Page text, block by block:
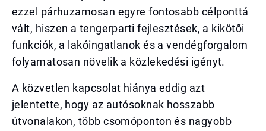
ezzel párhuzamosan egyre fontosabb célponttá
vált, hiszen a tengerparti fejlesztések, a kikötői
funkciók, a lakóingatlanok és a vendégforgalom
folyamatosan növelik a közlekedési igényt.
A közvetlen kapcsolat hiánya eddig azt
jelentette, hogy az autósoknak hosszabb
útvonalakon, több csomóponton és nagyobb